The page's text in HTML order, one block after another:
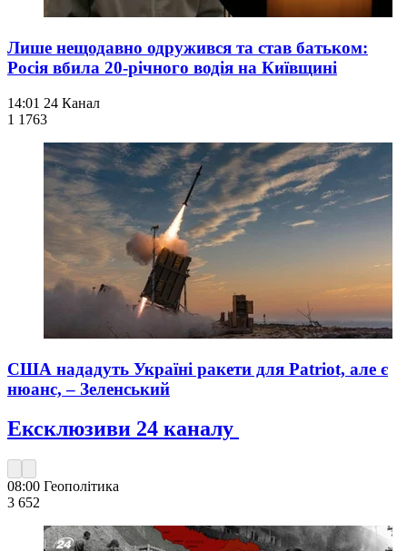
Лише нещодавно одружився та став батьком:
Росія вбила 20-річного водія на Київщині
14:01 24 Канал
1 1763
США нададуть Україні ракети для Patriot, але є
нюанс, – Зеленський
Ексклюзиви 24 каналу
08:00 Геополітика
3 652